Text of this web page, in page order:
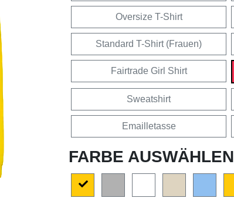
Oversize T-Shirt
Standard T-Shirt (Frauen)
Fairtrade Girl Shirt
Sweatshirt
Emailletasse
FARBE AUSWÄHLEN